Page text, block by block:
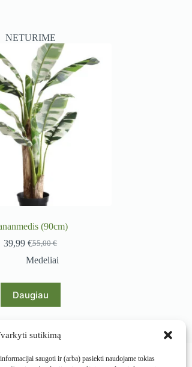
sutikimą
saugoti ir (arba) pasiekti naudojame tokias
NETURIME
(90cm)
55,00€
Original
price
55,00 €.
39,99€Current
price
39,99 €.
Medeliai
Daugiau